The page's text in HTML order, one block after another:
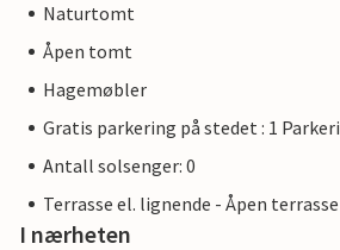
Naturtomt
Åpen tomt
Hagemøbler
Gratis parkering på stedet : 1
Antall solsenger: 0
Terrasse el. lignende - Åpen terrasse
I nærheten